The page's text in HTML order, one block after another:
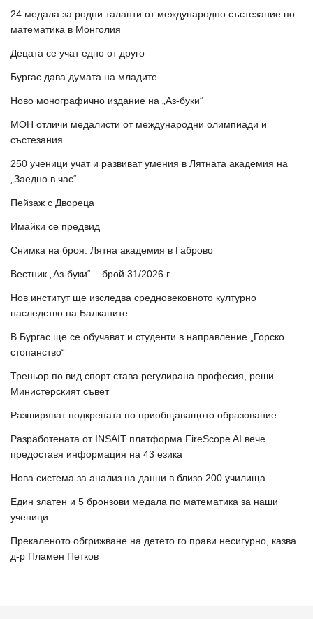
24 медала за родни таланти от международно състезание по
математика в Монголия
Децата се учат едно от друго
Бургас дава думата на младите
Ново монографично издание на „Аз-буки“
МОН отличи медалисти от международни олимпиади и
състезания
250 ученици учат и развиват умения в Лятната академия на
„Заедно в час“
Пейзаж с Двореца
Имайки се предвид
Снимка на броя: Лятна академия в Габрово
Вестник „Аз-буки“ – брой 31/2026 г.
Нов институт ще изследва средновековното културно
наследство на Балканите
В Бургас ще се обучават и студенти в направление „Горско
стопанство“
Треньор по вид спорт става регулирана професия, реши
Министерският съвет
Разширяват подкрепата по приобщаващото образование
Разработената от INSAIT платформа FireScope AI вече
предоставя информация на 43 езика
Нова система за анализ на данни в близо 200 училища
Един златен и 5 бронзови медала по математика за наши
ученици
Прекаленото обгрижване на детето го прави несигурно, казва
д-р Пламен Петков